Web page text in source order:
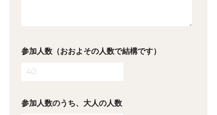
参加人数（おおよその人数で結構です）
参加人数のうち、大人の人数